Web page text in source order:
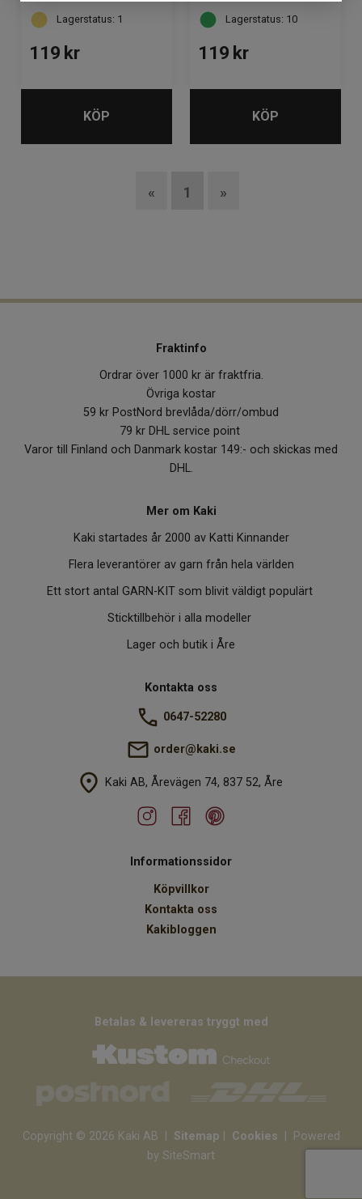
Lagerstatus: 1
119 kr
KÖP
Lagerstatus: 10
119 kr
KÖP
« 1 »
Fraktinfo
Ordrar över 1000 kr är fraktfria.
Övriga kostar
59 kr PostNord brevlåda/dörr/ombud
79 kr DHL service point
Varor till Finland och Danmark kostar 149:- och skickas med
DHL.
Mer om Kaki
Kaki startades år 2000 av Katti Kinnander
Flera leverantörer av garn från hela världen
Ett stort antal GARN-KIT som blivit väldigt populärt
Sticktillbehör i alla modeller
Lager och butik i Åre
Kontakta oss
0647-52280
order@kaki.se
Kaki AB, Årevägen 74, 837 52, Åre
Informationssidor
Köpvillkor
Kontakta oss
Kakibloggen
Betalas & levereras tryggt med
Copyright © 2026 Kaki AB Sitemap Cookies | Powered
by SiteSmart